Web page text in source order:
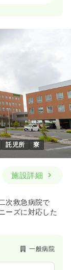
見る
託児所 寮
施設詳細
次救急病院で
ーズに対応した
一般病院